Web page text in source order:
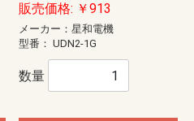
販売価格: ￥913
メーカー：星和電機
型番： UDN2-1G
数量